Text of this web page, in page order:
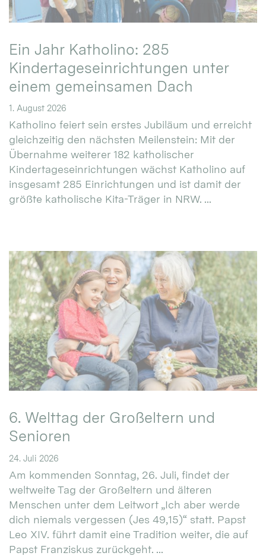
Ein Jahr Katholino: 285
Kindertageseinrichtungen unter
einem gemeinsamen Dach
1. August 2026
Katholino feiert sein erstes Jubiläum und erreicht
gleichzeitig den nächsten Meilenstein: Mit der
Übernahme weiterer 182 katholischer
Kindertageseinrichtungen wächst Katholino auf
insgesamt 285 Einrichtungen und ist damit der
größte katholische Kita-Träger in NRW. ...
6. Welttag der Großeltern und
Senioren
24. Juli 2026
Am kommenden Sonntag, 26. Juli, findet der
weltweite Tag der Großeltern und älteren
Menschen unter dem Leitwort „Ich aber werde
dich niemals vergessen (Jes 49,15)“ statt. Papst
Leo XIV. führt damit eine Tradition weiter, die auf
Papst Franziskus zurückgeht. ...